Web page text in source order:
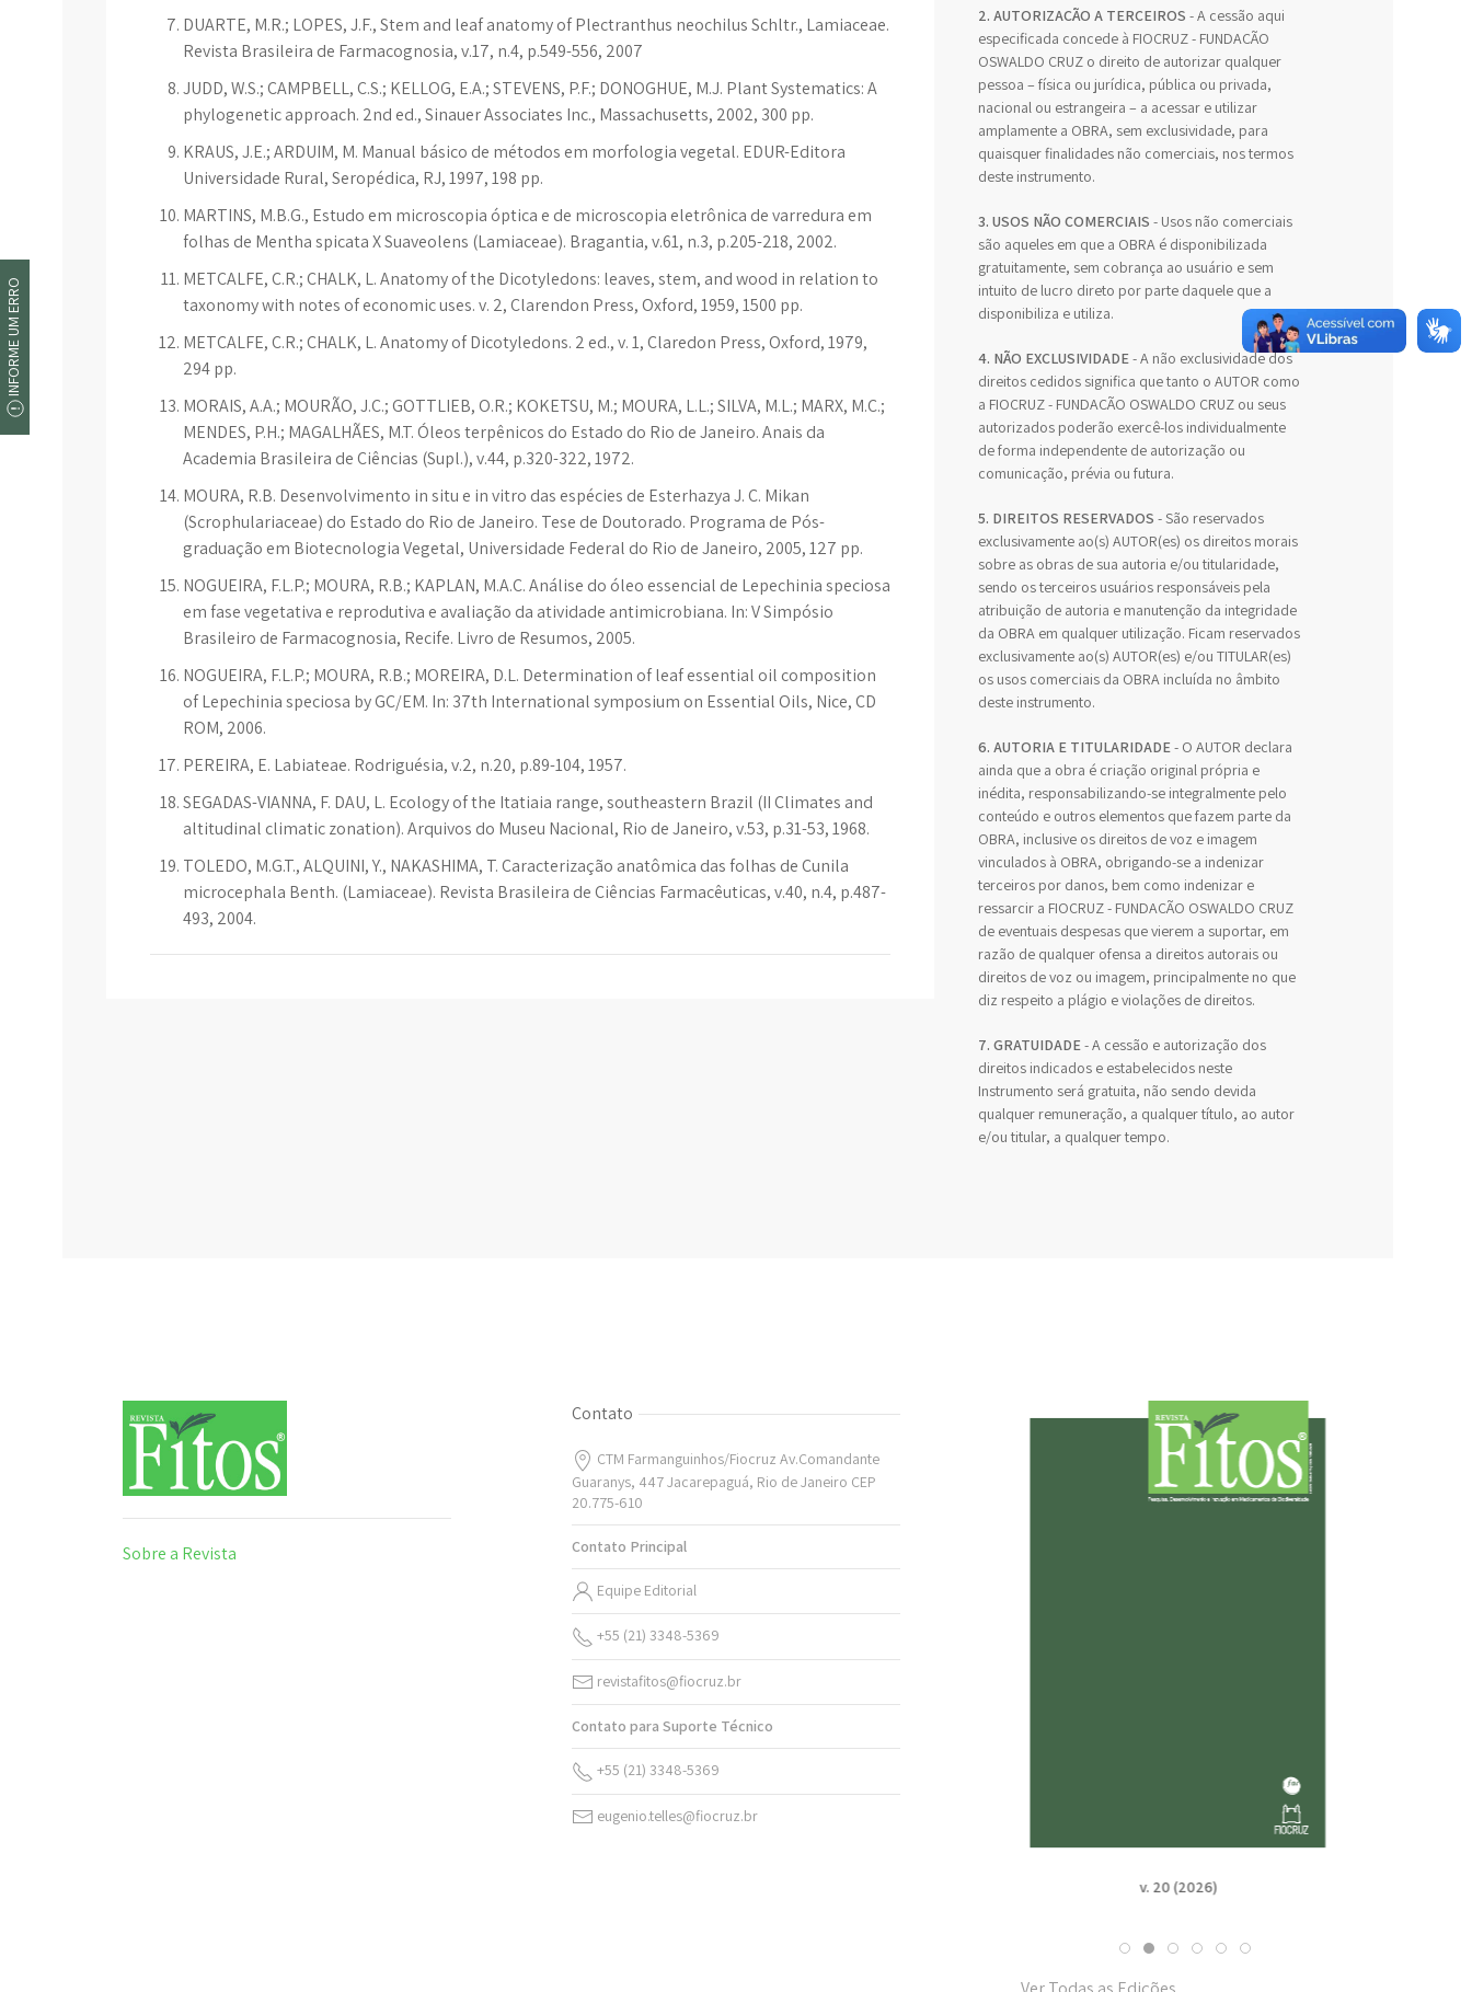
DUARTE, M.R.; LOPES, J.F., Stem and leaf anatomy of Plectranthus neochilus Schltr., Lamiaceae.
Revista Brasileira de Farmacognosia, v.17, n.4, p.549-556, 2007
JUDD, W.S.; CAMPBELL, C.S.; KELLOG, E.A.; STEVENS, P.F.; DONOGHUE, M.J. Plant Systematics: A
phylogenetic approach. 2nd ed., Sinauer Associates Inc., Massachusetts, 2002, 300 pp.
KRAUS, J.E.; ARDUIM, M. Manual básico de métodos em morfologia vegetal. EDUR-Editora
Universidade Rural, Seropédica, RJ, 1997, 198 pp.
MARTINS, M.B.G., Estudo em microscopia óptica e de microscopia eletrônica de varredura em
folhas de Mentha spicata X Suaveolens (Lamiaceae). Bragantia, v.61, n.3, p.205-218, 2002.
METCALFE, C.R.; CHALK, L. Anatomy of the Dicotyledons: leaves, stem, and wood in relation to
taxonomy with notes of economic uses. v. 2, Clarendon Press, Oxford, 1959, 1500 pp.
METCALFE, C.R.; CHALK, L. Anatomy of Dicotyledons. 2 ed., v. 1, Claredon Press, Oxford, 1979,
294 pp.
MORAIS, A.A.; MOURÃO, J.C.; GOTTLIEB, O.R.; KOKETSU, M.; MOURA, L.L.; SILVA, M.L.; MARX, M.C.;
MENDES, P.H.; MAGALHÃES, M.T. Óleos terpênicos do Estado do Rio de Janeiro. Anais da
Academia Brasileira de Ciências (Supl.), v.44, p.320-322, 1972.
MOURA, R.B. Desenvolvimento in situ e in vitro das espécies de Esterhazya J. C. Mikan
(Scrophulariaceae) do Estado do Rio de Janeiro. Tese de Doutorado. Programa de Pós-
graduação em Biotecnologia Vegetal, Universidade Federal do Rio de Janeiro, 2005, 127 pp.
NOGUEIRA, F.L.P.; MOURA, R.B.; KAPLAN, M.A.C. Análise do óleo essencial de Lepechinia speciosa
em fase vegetativa e reprodutiva e avaliação da atividade antimicrobiana. In: V Simpósio
Brasileiro de Farmacognosia, Recife. Livro de Resumos, 2005.
NOGUEIRA, F.L.P.; MOURA, R.B.; MOREIRA, D.L. Determination of leaf essential oil composition
of Lepechinia speciosa by GC/EM. In: 37th International symposium on Essential Oils, Nice, CD
ROM, 2006.
PEREIRA, E. Labiateae. Rodriguésia, v.2, n.20, p.89-104, 1957.
SEGADAS-VIANNA, F. DAU, L. Ecology of the Itatiaia range, southeastern Brazil (II Climates and
altitudinal climatic zonation). Arquivos do Museu Nacional, Rio de Janeiro, v.53, p.31-53, 1968.
TOLEDO, M.G.T., ALQUINI, Y., NAKASHIMA, T. Caracterização anatômica das folhas de Cunila
microcephala Benth. (Lamiaceae). Revista Brasileira de Ciências Farmacêuticas, v.40, n.4, p.487-
493, 2004.
2. AUTORIZAÇÃO A TERCEIROS - A cessão aqui
especificada concede à FIOCRUZ - FUNDAÇÃO
OSWALDO CRUZ o direito de autorizar qualquer
pessoa – física ou jurídica, pública ou privada,
nacional ou estrangeira – a acessar e utilizar
amplamente a OBRA, sem exclusividade, para
quaisquer finalidades não comerciais, nos termos
deste instrumento.
3. USOS NÃO COMERCIAIS - Usos não comerciais
são aqueles em que a OBRA é disponibilizada
gratuitamente, sem cobrança ao usuário e sem
intuito de lucro direto por parte daquele que a
disponibiliza e utiliza.
4. NÃO EXCLUSIVIDADE- A não exclusividade dos
direitos cedidos significa que tanto o AUTOR como
a FIOCRUZ - FUNDAÇÃO OSWALDO CRUZ ou seus
autorizados poderão exercê-los individualmente
de forma independente de autorização ou
comunicação, prévia ou futura.
5. DIREITOS RESERVADOS - São reservados
exclusivamente ao(s) AUTOR(es) os direitos morais
sobre as obras de sua autoria e/ou titularidade,
sendo os terceiros usuários responsáveis pela
atribuição de autoria e manutenção da integridade
da OBRA em qualquer utilização. Ficam reservados
exclusivamente ao(s) AUTOR(es) e/ou TITULAR(es)
os usos comerciais da OBRA incluída no âmbito
deste instrumento.
6. AUTORIA E TITULARIDADE- O AUTOR declara
ainda que a obra é criação original própria e
inédita, responsabilizando-se integralmente pelo
conteúdo e outros elementos que fazem parte da
OBRA, inclusive os direitos de voz e imagem
vinculados à OBRA, obrigando-se a indenizar
terceiros por danos, bem como indenizar e
ressarcir a FIOCRUZ - FUNDAÇÃO OSWALDO CRUZ
de eventuais despesas que vierem a suportar, em
razão de qualquer ofensa a direitos autorais ou
direitos de voz ou imagem, principalmente no que
diz respeito a plágio e violações de direitos.
7. GRATUIDADE- A cessão e autorização dos
direitos indicados e estabelecidos neste
Instrumento será gratuita, não sendo devida
qualquer remuneração, a qualquer título, ao autor
e/ou titular, a qualquer tempo.
Sobre a Revista
Contato
CTM Farmanguinhos/Fiocruz Av.Comandante
Guaranys, 447 Jacarepaguá, Rio de Janeiro CEP
20.775-610
Contato Principal
Equipe Editorial
+55 (21) 3348-5369
revistafitos@fiocruz.br
Contato para Suporte Técnico
+55 (21) 3348-5369
eugenio.telles@fiocruz.br
v. 19 n. Suppl. 1 (2025)
INFORME UM ERRO